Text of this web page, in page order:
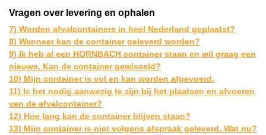
Vragen over levering en ophalen
7) Worden afvalcontainers in heel Nederland geplaatst?
8) Wanneer kan de container geleverd worden?
9) Ik heb al een HORNBACH container staan en wil graag een
nieuwe. Kan de container gewisseld?
10) Mijn container is vol en kan worden afgevoerd.
11) Is het nodig aanwezig te zijn bij het plaatsen en afvoeren
van de afvalcontainer?
12) Hoe lang kan de container blijven staan?
13) Mijn container is niet volgens afspraak geleverd. Wat nu?